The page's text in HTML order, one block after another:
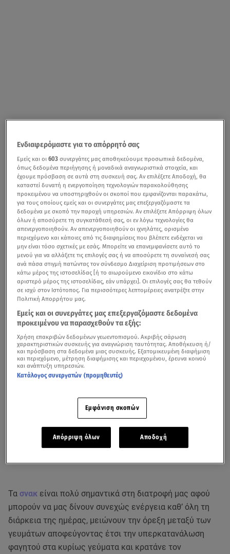
Τα σνακ είναι πολύ σημαντικά στη διατροφή μας αφού
μπορούν να μας δίνουν συνεχώς ενέργεια καθ’ όλη τη
διάρκεια της ημέρας, μειώνουν την όρεξη μεταξύ των
γευμάτων αποφεύγοντας έτσι την υπερκατανάλωση
φαγητού στα κυρίως γεύματα και κρατάνε τον
Ενδιαφερόμαστε για το απόρρητό σας
Εμείς και οι603 συνεργάτες μας αποθηκεύουμε προσωπικά δεδομένα,
όπως δεδομένα περιήγησης ή μοναδικά αναγνωριστικά στοιχεία, και
έχουμε πρόσβαση σε αυτά στη συσκευή σας. Αν επιλέξετε Αποδοχή, θα
καταστεί δυνατή η ενεργοποίηση τεχνολογιών παρακολούθησης
προκειμένου να υποστηριχθούν οι σκοποί που εμφανίζονται παρακάτω,
για τους οποίους εμείς και οι συνεργάτες μας επεξεργαζόμαστε τα
δεδομένα με σκοπό την παροχή υπηρεσιών. Αν επιλέξετε Απόρριψη όλων
όλων ή αποσύρετε τη συγκατάθεσή σας, οι εν λόγω τεχνολογίες θα
απενεργοποιηθούν. Αν απενεργοποιηθούν οι ιχνηλάτες, ορισμένο
περιεχόμενο και κάποιες από τις διαφημίσεις που βλέπετε ενδέχεται να
μην είναι τόσο σχετικές με εσάς. Μπορείτε να επανεμφανίσετε αυτό το
μενού για να αλλάξετε τις επιλογές σας ή να αποσύρετε τη συναίνεσή σας
ανά πάσα στιγμή πατώντας τον σύνδεσμο Διαχείριση προτιμήσεων στο
κάτω μέρος της ιστοσελίδας [ή το αιωρούμενο εικονίδιο στο κάτω
αριστερό μέρος της ιστοσελίδας, εάν υπάρχει]. Οι επιλογές σας θα τεθούν
σε ισχύ στον Ιστότοπος. Για περισσότερες λεπτομέρειες ανατρέξτε στην
Πολιτική Απορρήτου μας.
Εμείς και οι συνεργάτες μας επεξεργαζόμαστε δεδομένα
προκειμένου να παρασχεθούν τα εξής:
Χρήση επακριβών δεδομένων γεωεντοπισμού. Ακριβής σάρωση
χαρακτηριστικών συσκευής για αναγνώριση ταυτότητας. Αποθήκευση ή/
και πρόσβαση στα δεδομένα μιας συσκευής. Εξατομικευμένη διαφήμιση
και περιεχόμενο, μέτρηση διαφήμισης και περιεχομένου, έρευνα κοινού
και ανάπτυξη υπηρεσιών.
Κατάλογος συνεργατών (προμηθευτές)
Εμφάνιση σκοπών
Απόρριψη όλων Αποδοχή